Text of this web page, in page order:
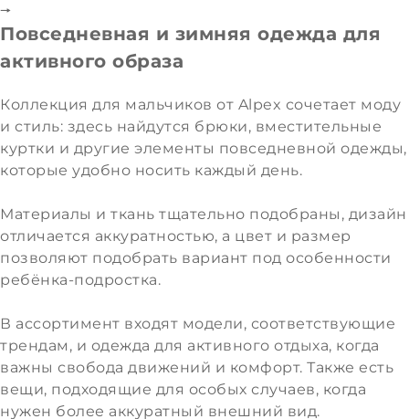
🠖
Повседневная и зимняя одежда для
активного образа
Коллекция для мальчиков от Alpex сочетает моду
и стиль: здесь найдутся брюки, вместительные
куртки и другие элементы повседневной одежды,
которые удобно носить каждый день.
Материалы и ткань тщательно подобраны, дизайн
отличается аккуратностью, а цвет и размер
позволяют подобрать вариант под особенности
ребёнка-подростка.
В ассортимент входят модели, соответствующие
трендам, и одежда для активного отдыха, когда
важны свобода движений и комфорт. Также есть
вещи, подходящие для особых случаев, когда
нужен более аккуратный внешний вид.